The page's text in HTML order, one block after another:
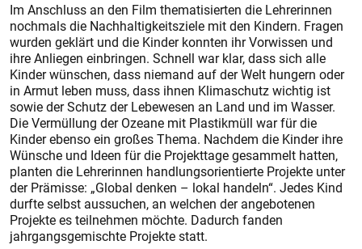
Im Anschluss an den Film thematisierten die Lehrerinnen
nochmals die Nachhaltigkeitsziele mit den Kindern. Fragen
wurden geklärt und die Kinder konnten ihr Vorwissen und
ihre Anliegen einbringen. Schnell war klar, dass sich alle
Kinder wünschen, dass niemand auf der Welt hungern oder
in Armut leben muss, dass ihnen Klimaschutz wichtig ist
sowie der Schutz der Lebewesen an Land und im Wasser.
Die Vermüllung der Ozeane mit Plastikmüll war für die
Kinder ebenso ein großes Thema. Nachdem die Kinder ihre
Wünsche und Ideen für die Projekttage gesammelt hatten,
planten die Lehrerinnen handlungsorientierte Projekte unter
der Prämisse: „Global denken – lokal handeln“. Jedes Kind
durfte selbst aussuchen, an welchen der angebotenen
Projekte es teilnehmen möchte. Dadurch fanden
jahrgangsgemischte Projekte statt.